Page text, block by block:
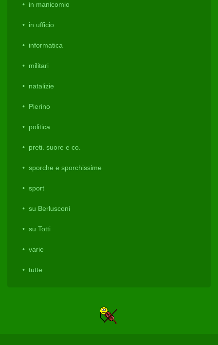
in manicomio
in ufficio
informatica
militari
natalizie
Pierino
politica
preti. suore e co.
sporche e sporchissime
sport
su Berlusconi
su Totti
varie
tutte